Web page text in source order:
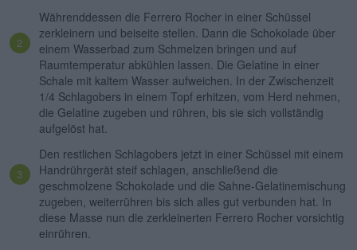
Währenddessen die Ferrero Rocher in einer Schüssel
zerkleinern und beiseite stellen. Dann die Schokolade über
einem Wasserbad zum Schmelzen bringen und auf
Raumtemperatur abkühlen lassen. Die Gelatine in einer
Schale mit kaltem Wasser aufweichen. In der Zwischenzeit
1/4 Schlagobers in einem Topf erhitzen, vom Herd nehmen,
die Gelatine zugeben und rühren, bis sie sich vollständig
aufgelöst hat.
Den restlichen Schlagobers jetzt in einer Schüssel mit einem
Handrührgerät steif schlagen, anschließend die
geschmolzene Schokolade und die Sahne-Gelatinemischung
zugeben, weiterrühren bis sich alles gut verbunden hat. In
diese Masse nun die zerkleinerten Ferrero Rocher vorsichtig
einrühren.